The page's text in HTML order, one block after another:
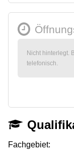
Nicht hinterlegt.
telefonisch.
Fachgebiet: